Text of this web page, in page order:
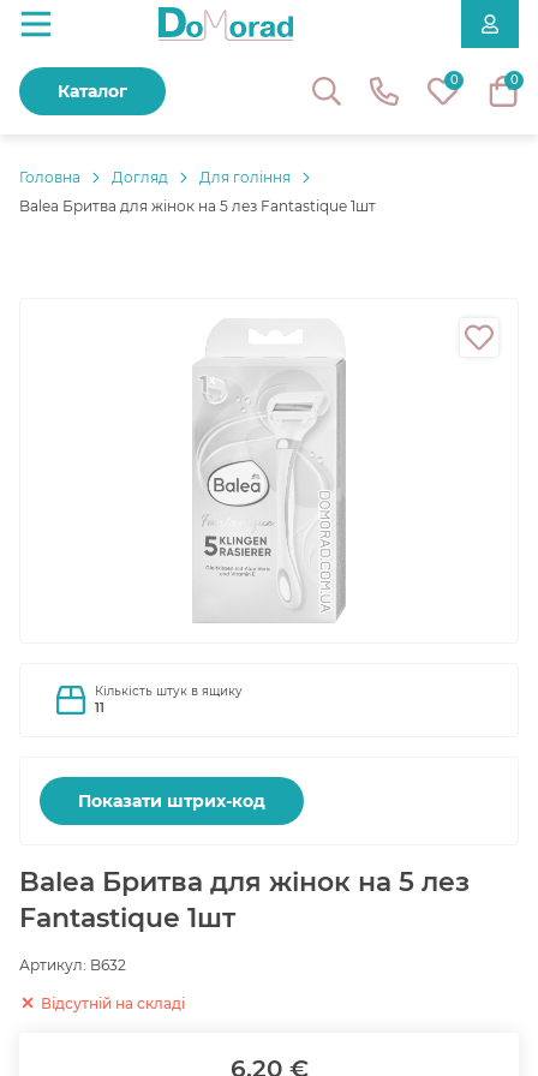
0 0
Каталог
Головнa Догляд
Для гоління
Balea Бритва для жінок на 5 лез Fantastique 1шт
Кількість штук в ящику
11
Показати штрих-код
Balea Бритва для жінок на 5 лез
Fantastique 1шт
Артикул: B632
Відсутній на складі
6.20 €